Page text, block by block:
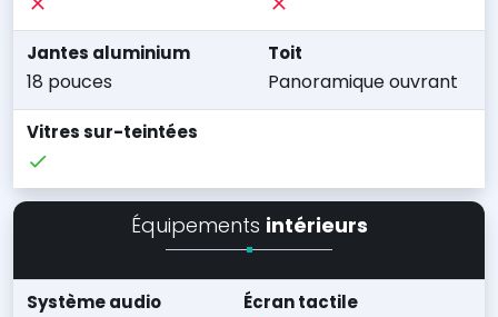
Jantes aluminium
18 pouces
Toit
Panoramique ouvrant
Vitres sur-teintées
Équipements intérieurs
Système audio Écran tactile